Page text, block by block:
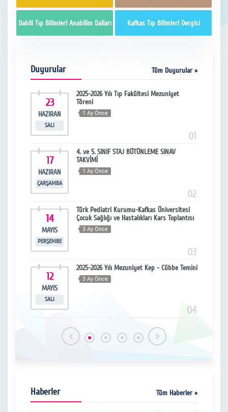
Dahili Tıp Bilimleri Anabilim Dalları Kafkas Tıp Bilimleri Dergisi
Duyurular Tüm Duyurular »
23
HAZIRAN
SALI
2025-2026 Yılı Tıp Fakültesi Mezuniyet
Töreni
1 Ay Önce
01
17
HAZIRAN
ÇARŞAMBA
4. ve 5. SINIF STAJ BÜTÜNLEME SINAV
TAKVİMİ
1 Ay Önce
02
14
MAYIS
PERŞEMBE
Türk Pediatri Kurumu-Kafkas Üniversitesi
Çocuk Sağlığı ve Hastalıkları Kars Toplantısı
3 Ay Önce
03
12
MAYIS
SALI
2025-2026 Yılı Mezuniyet Kep - Cübbe Temini
3 Ay Önce
04
Haberler Tüm Haberler »